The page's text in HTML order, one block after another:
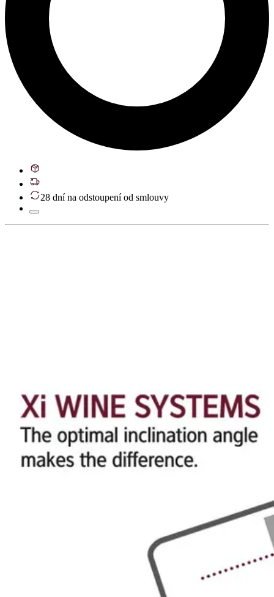
28 dní na odstoupení od smlouvy